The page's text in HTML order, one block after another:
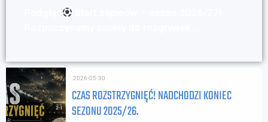
CZAS ROZSTRZYGNIĘĆ! NADCHODZI KONIEC
SEZONU 2025/26.
2026-05-30